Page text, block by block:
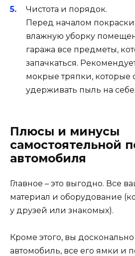
Чистота и порядок.
Перед началом
влажную уборку
гаража все предметы,
запачкаться.
мокрые тряпки, которые
удерживать пыль на себе.
Плюсы и минусы
самостоятельной
автомобиля
Главное – это выгодно. Все
материал и оборудование
у друзей или знакомых).
Кроме этого, вы досконально
автомобиль, все его ямки и